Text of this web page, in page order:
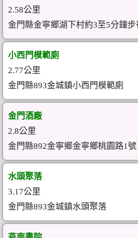
2.58公里
金門縣金寧鄉湖下村約3至5分鐘
小西門模範廁
2.77公里
金門縣893金城鎮小西門模範廁
金門酒廠
2.8公里
金門縣892金寧鄉金寧鄉桃園路1號
水頭聚落
3.17公里
金門縣893金城鎮水頭聚落